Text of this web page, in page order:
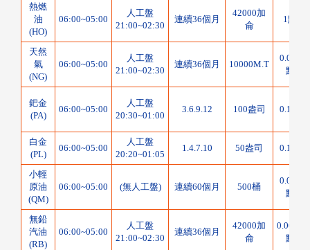
熱燃
油
(HO)
06:00~05:00
人工盤
21:00~02:30
連續36個月
42000加
侖
1點
天然
氣
(NG)
06:00~05:00
人工盤
21:00~02:30
連續36個月 10000M.T
0.001
點
鈀金
(PA)
06:00~05:00
人工盤
20:30~01:00
3.6.9.12 100盎司 0.1點
白金
(PL)
06:00~05:00
人工盤
20:20~01:05
1.4.7.10 50盎司 0.1點
小輕
原油
(QM)
06:00~05:00 (無人工盤) 連續60個月 500桶
0.025
點
無鉛
汽油
(RB)
06:00~05:00
人工盤
21:00~02:30
連續36個月
42000加
侖
0.0001
點